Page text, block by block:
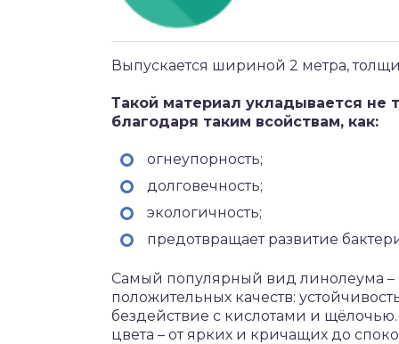
Выпускается шириной 2 метра,
Такой материал укладывается не
благодаря таким всойствам, как:
огнеупорность;
долговечность;
экологичность;
предотвращает развитие
Самый популярный вид линолеума
положительных качеств:
бездействие с кислотами и
цвета – от ярких и кричащих до